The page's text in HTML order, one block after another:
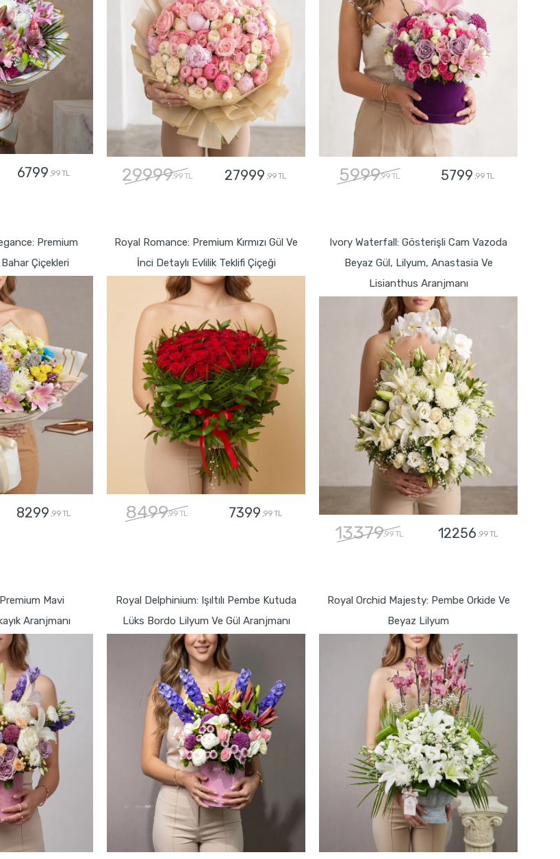
6799 ,99 TL 29999,99 TL 27999 ,99 TL 5999,99 TL 5799 ,99 TL
Premium
Çiçekleri
8299 ,99 TL
Royal Romance: Premium Kırmızı Gül Ve
İnci Detaylı Evlilik Teklifi Çiçeği
8499,99 TL 7399 ,99 TL
Ivory Waterfall: Gösterişli Cam Vazoda
Beyaz Gül, Lilyum, Anastasia Ve
Lisianthus Aranjmanı
13379,99 TL 12256 ,99 TL
Mavi
Aranjmanı
Royal Delphinium: Işıltılı Pembe Kutuda
Lüks Bordo Lilyum Ve Gül Aranjmanı
Royal Orchid Majesty: Pembe Orkide Ve
Beyaz Lilyum